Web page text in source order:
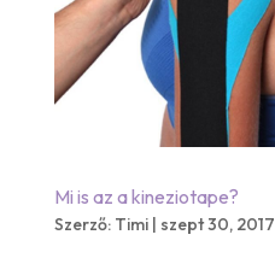
Mi is az a kineziotape?
Szerző: Timi| szept 30, 2017